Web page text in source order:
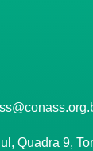
Quadra 9,